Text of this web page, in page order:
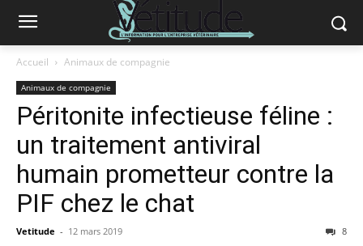
Accueil Animaux de compagnie
Animaux de compagnie
Péritonite infectieuse féline :
un traitement antiviral
humain prometteur contre la
PIF chez le chat
Vetitude - 12 mars 2019 8